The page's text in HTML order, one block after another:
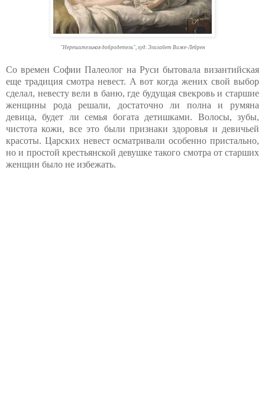
"Нерешительная добродетель", худ. Элизабет Виже-Лебрен
Со времен Софии Палеолог на Руси бытовала византийская
еще традиция смотра невест. А вот когда жених свой выбор
сделал, невесту вели в баню, где будущая свекровь и старшие
женщины рода решали, достаточно ли полна и румяна
девица, будет ли семья богата детишками. Волосы, зубы,
чистота кожи, все это были признаки здоровья и девичьей
красоты. Царских невест осматривали особенно пристально,
но и простой крестьянской девушке такого смотра от старших
женщин было не избежать.